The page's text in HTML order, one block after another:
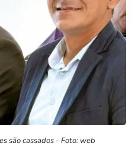
são cassados - Foto: web